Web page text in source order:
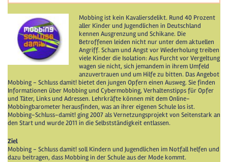
Mobbing ist kein Kavaliersdelikt. Rund 40 Prozent
aller Kinder und Jugendlichen in Deutschland
kennen Ausgrenzung und Schikane. Die
Betroffenen leiden nicht nur unter dem aktuellen
Angriff. Scham und Angst vor Wiederholung treiben
viele Kinder die Isolation: Aus Furcht vor Vergeltung
wagen sie nicht, sich jemandem in ihrem Umfeld
anzuvertrauen und um Hilfe zu bitten. Das Angebot
Mobbing - Schluss damit! bietet den jungen Opfern einen Ausweg. Sie finden
Informationen über Mobbing und Cybermobbing, Verhaltenstipps für Opfer
und Täter, Links und Adressen. Lehrkräfte können mit dem Online-
Mobbingbarometer herausfinden, was an ihrer eigenen Schule los ist.
Mobbing-Schluss-damit! ging 2007 als Vernetzungsprojekt von Seitenstark an
den Start und wurde 2011 in die Selbstständigkeit entlassen.
Ziel
Mobbing - Schluss damit! soll Kindern und Jugendlichen im Notfall helfen und
dazu beitragen, dass Mobbing in der Schule aus der Mode kommt.